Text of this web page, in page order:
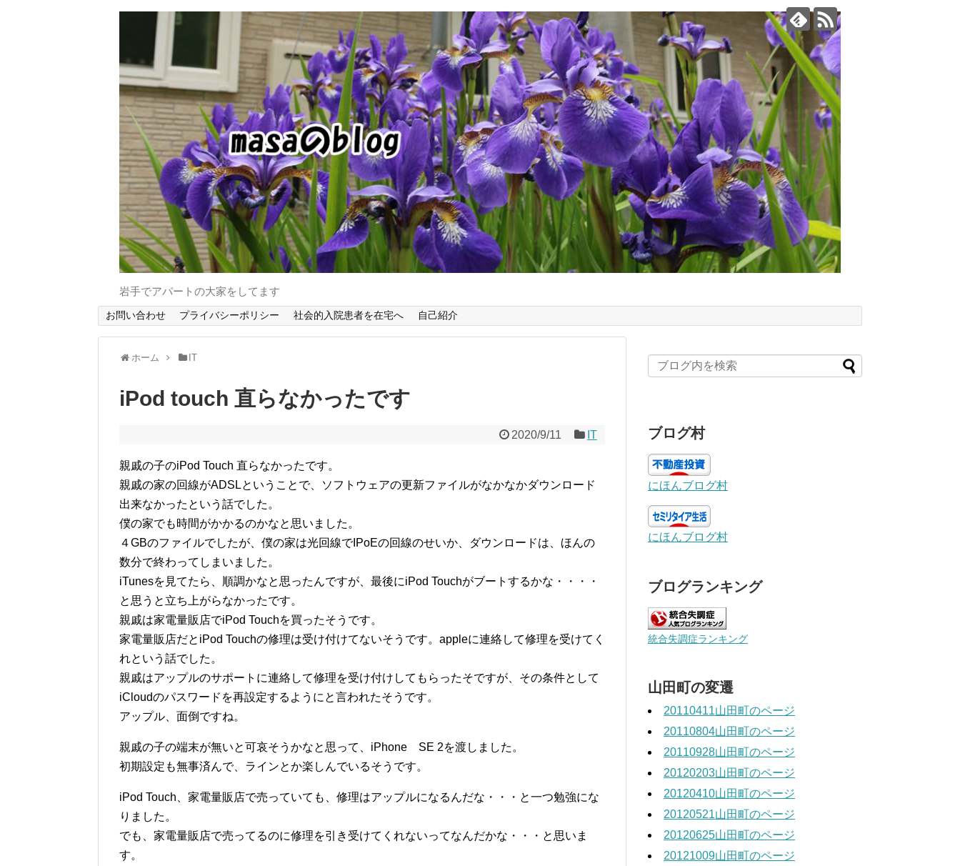
岩手でアパートの大家をしてます
お問い合わせ プライバシーポリシー 社会的入院患者を在宅へ 自己紹介
ホーム IT
iPod touch 直らなかったです
2020/9/11 IT
親戚の子のiPod Touch 直らなかったです。
親戚の家の回線がADSLということで、ソフトウェアの更新ファイルがなかなかダウンロード
出来なかったという話でした。
僕の家でも時間がかかるのかなと思いました。
４GBのファイルでしたが、僕の家は光回線でIPoEの回線のせいか、ダウンロードは、ほんの
数分で終わってしまいました。
iTunesを見てたら、順調かなと思ったんですが、最後にiPod Touchがブートするかな・・・・
と思うと立ち上がらなかったです。
親戚は家電量販店でiPod Touchを買ったそうです。
家電量販店だとiPod Touchの修理は受け付けてないそうです。appleに連絡して修理を受けてく
れという話でした。
親戚はアップルのサポートに連絡して修理を受け付けしてもらったそですが、その条件として
iCloudのパスワードを再設定するようにと言われたそうです。
アップル、面倒ですね。
親戚の子の端末が無いと可哀そうかなと思って、iPhone SE 2を渡しました。
初期設定も無事済んで、ラインとか楽しんでいるそうです。
iPod Touch、家電量販店で売っていても、修理はアップルになるんだな・・・と一つ勉強にな
りました。
でも、家電量販店で売ってるのに修理を引き受けてくれないってなんだかな・・・と思いま
す。
ブログ村
にほんブログ村
にほんブログ村
ブログランキング
統合失調症ランキング
山田町の変遷
20110411山田町のページ
20110804山田町のページ
20110928山田町のページ
20120203山田町のページ
20120410山田町のページ
20120521山田町のページ
20120625山田町のページ
20121009山田町のページ